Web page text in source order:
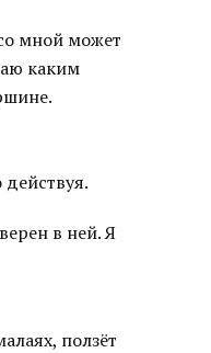
мной может
каким
в ней. Я
ползёт